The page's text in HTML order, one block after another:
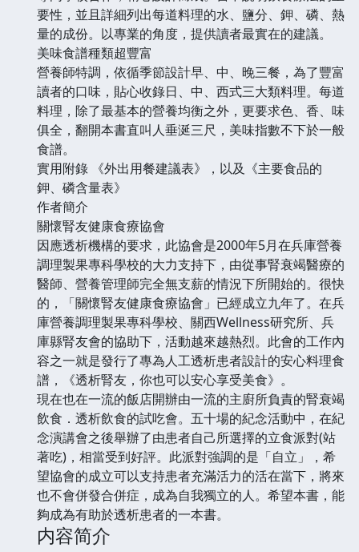
要性，並且詳細列出每道料理的水、鹽分、鉀、磷、熱
量的成份。以專業的角度，提供讀者最實在的建議。
美味食譜種類超豐富
營養師特調，依循季節設計早、中、晚三餐，為了豐富
讀者的口味，貼心收錄日、中、西式三大類料理。每道
料理，除了最基本的營養均衡之外，更要求色、香、味
俱全，翻開本書直叫人垂涎三尺，美味指數不下於一般
食譜。
實用附錄 《外出用餐建議表》，以及《主要食品的
鉀、磷含量表》
作者簡介
關懷腎友健康食療協會
因應透析機構的要求，此協會是2000年5月在兵庫營養
調理製果專科學校的大力支持下，由從事腎衰竭醫療的
醫師、營養管理師完全無支薪的情況下所開始的。很快
的，「關懷腎友健康食療協會」已經成立九年了。在兵
庫營養調理製果專科學校、關西Wellness研究所、兵
庫縣腎友會的協助下，活動越來越熱烈。此會的工作內
容之一就是發行了專為人工透析患者設計的安心料理食
譜，《透析腎友，你也可以安心享受美食》。
現在也在一流的飯店開辦由一流的主廚所負責的腎衰竭
飲食．透析飲食的試吃會。五十場的紀念活動中，在紀
念演講會之後舉辦了由患者自己所選擇的立食派對(站
著吃)，相當受到好評。此派對強調的是「自立」，希
望協會的成立可以支持患者充滿活力的活在當下，將來
也不會併發合併症，成為自我獨立的人。希望本書，能
夠成為有助於透析患者的一本書。
内容简介